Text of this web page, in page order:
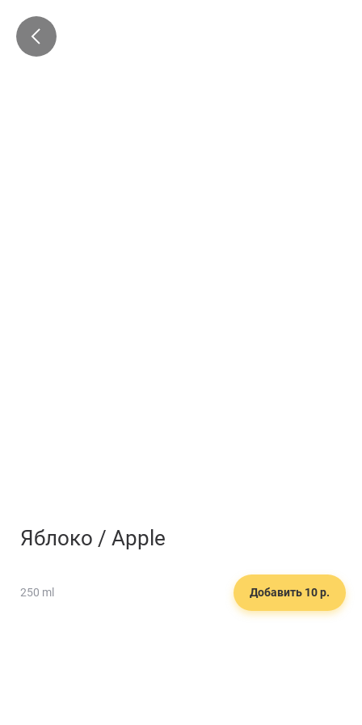
Яблоко / Apple
250 ml Добавить 10 р.